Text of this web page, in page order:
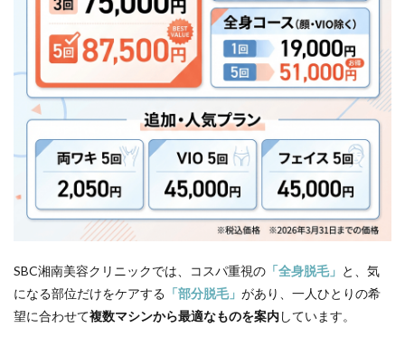
部位は
いくの
でしょ
13
医療
脱毛
のリ
スク
は？
知っ
いた
方が
SBC湘南美容クリニックでは、コスパ重視の 「全身脱毛」 と、気
になる部位だけをケアする 「部分脱毛」 があり、一人ひとりの希
望に合わせて複数マシンから最適なものを案内しています。